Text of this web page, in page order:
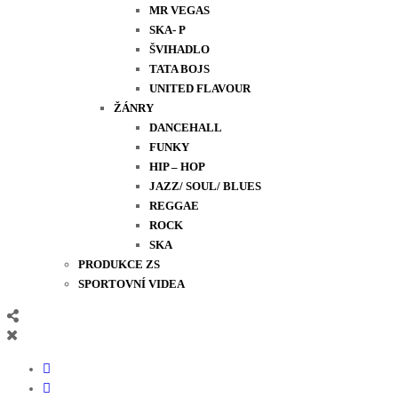
MR VEGAS
SKA- P
ŠVIHADLO
TATA BOJS
UNITED FLAVOUR
ŽÁNRY
DANCEHALL
FUNKY
HIP – HOP
JAZZ/ SOUL/ BLUES
REGGAE
ROCK
SKA
PRODUKCE ZS
SPORTOVNÍ VIDEA